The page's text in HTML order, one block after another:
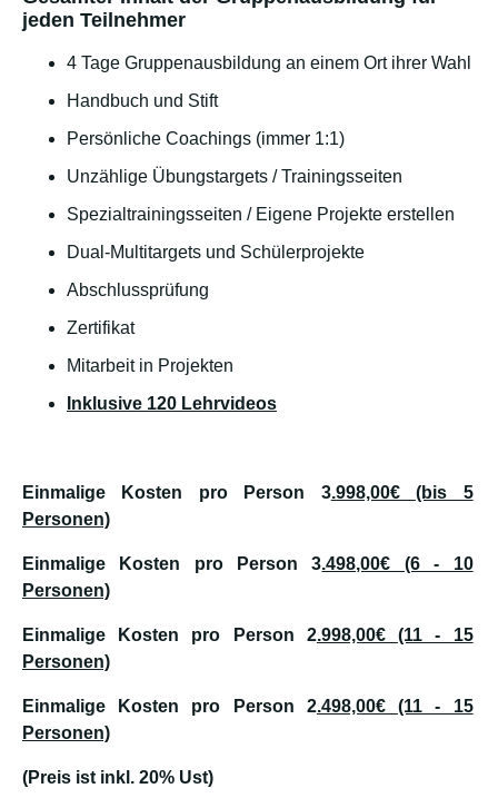
jeden Teilnehmer
4 Tage Gruppenausbildung an einem Ort ihrer Wahl
Handbuch und Stift
Persönliche Coachings (immer 1:1)
Unzählige Übungstargets / Trainingsseiten
Spezialtrainingsseiten / Eigene Projekte erstellen
Dual-Multitargets und Schülerprojekte
Abschlussprüfung
Zertifikat
Mitarbeit in Projekten
Inklusive 120 Lehrvideos
Einmalige Kosten pro Person 3.998,00€ (bis 5
Personen)
Einmalige Kosten pro Person 3.498,00€ (6 - 10
Personen)
Einmalige Kosten pro Person 2.998,00€ (11 - 15
Personen)
Einmalige Kosten pro Person 2.498,00€ (11 - 15
Personen)
(Preis ist inkl. 20% Ust)